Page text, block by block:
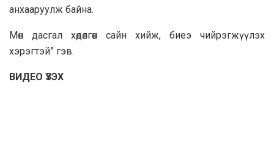
aнxaapyyлж байна.
Мөн дacгaл хөдөлгөөн caйн хийж, биеэ чийрэгжүүлэх
хэрэгтэй” гэв.
ВИДЕО ҮЗЭХ